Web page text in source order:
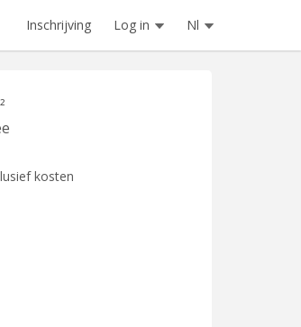
Inschrijving Log in Nl
kosten